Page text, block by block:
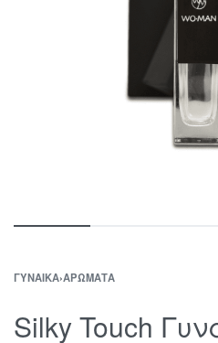
ΓΥΝΑΊΚΑ›ΑΡΏΜΑΤΑ
Silky Touch